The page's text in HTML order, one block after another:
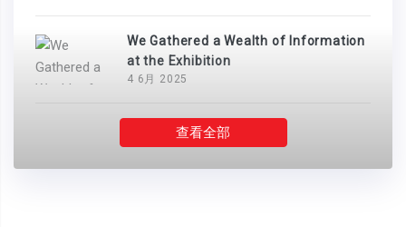
We Gathered a Wealth of Information
at the Exhibition
4 6月 2025
查看全部